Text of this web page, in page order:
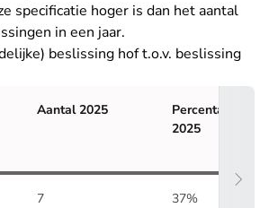
specificatie hoger is dan het aantal
in een jaar.
beslissing hof t.o.v. beslissing
Aantal 2025
Percentage
2025
7 37%